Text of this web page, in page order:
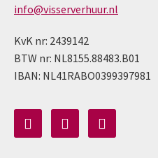
info@visserverhuur.nl
KvK nr: 2439142
BTW nr: NL8155.88483.B01
IBAN: NL41RABO0399397981